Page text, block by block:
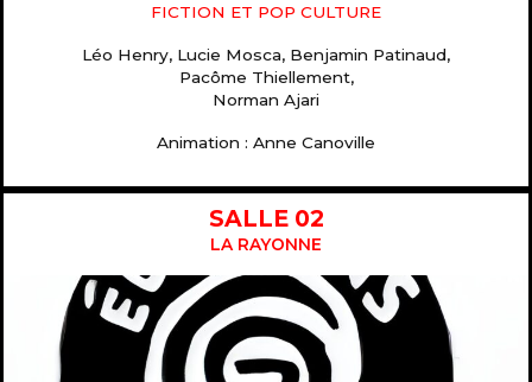
FICTION ET POP CULTURE
Léo Henry, Lucie Mosca, Benjamin Patinaud,
Pacôme Thiellement,
Norman Ajari
Animation : Anne Canoville
SALLE 02
LA RAYONNE